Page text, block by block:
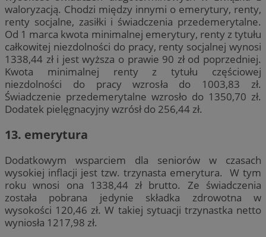
waloryzacją. Chodzi między innymi o emerytury, renty,
renty socjalne, zasiłki i świadczenia przedemerytalne.
Od 1 marca kwota minimalnej emerytury, renty z tytułu
całkowitej niezdolności do pracy, renty socjalnej wynosi
1338,44 zł i jest wyższa o prawie 90 zł od poprzedniej.
Kwota minimalnej renty z tytułu częściowej
niezdolności do pracy wzrosła do 1003,83 zł.
Świadczenie przedemerytalne wzrosło do 1350,70 zł.
Dodatek pielęgnacyjny wzrósł do 256,44 zł.
13. emerytura
Dodatkowym wsparciem dla seniorów w czasach
wysokiej inflacji jest tzw. trzynasta emerytura. W tym
roku wnosi ona 1338,44 zł brutto. Ze świadczenia
została pobrana jedynie składka zdrowotna w
wysokości 120,46 zł. W takiej sytuacji trzynastka netto
wyniosła 1217,98 zł.